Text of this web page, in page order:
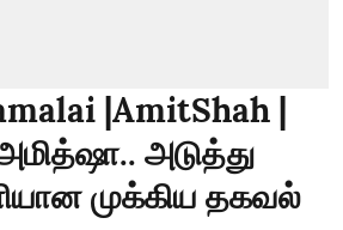
|AmitShah |
அடுத்து
முக்கிய தகவல்